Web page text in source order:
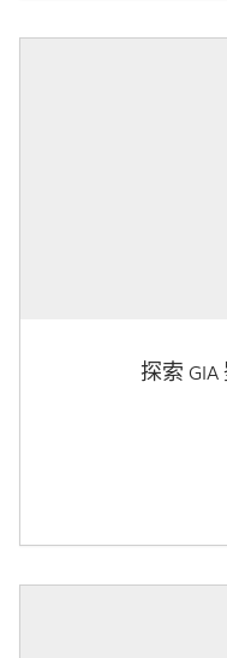
探索